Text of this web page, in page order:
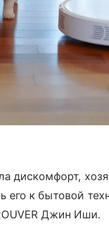
дискомфорт,
его к бытовой
Джин Иши.